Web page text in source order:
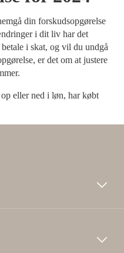
din forskudsopgørelse
i dit liv har det
i skat, og vil du undgå
er det om at justere
eller ned i løn, har købt